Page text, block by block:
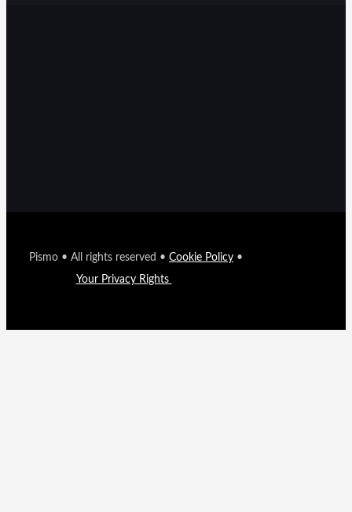
Pismo • All rights reserved • Cookie Policy •
Your Privacy Rights